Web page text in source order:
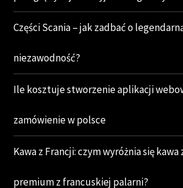
Części Scania – jak zadbać o
niezawodność?
Ile kosztuje stworzenie aplikacji
zamówienie w polsce
Kawa z Francji: czym wyróżnia się
premium z francuskiej palarni?